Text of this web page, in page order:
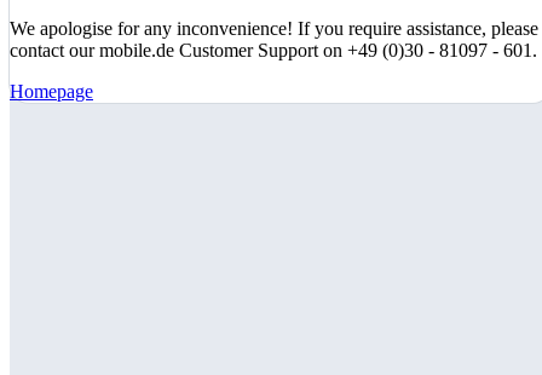
We apologise for any inconvenience! If you require assistance, please
contact our mobile.de Customer Support on +49 (0)30 - 81097 - 601.
Homepage